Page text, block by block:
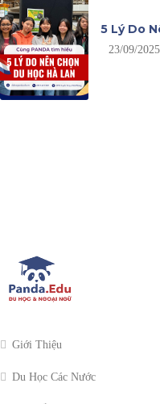
5 Lý Do
23/09/2025
Giới Thiệu
Du Học Các Nước